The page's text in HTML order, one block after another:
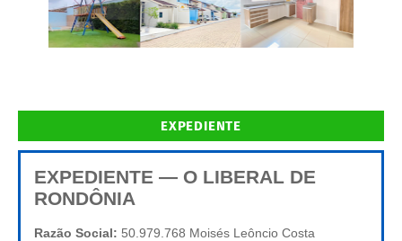
EXPEDIENTE
EXPEDIENTE — O LIBERAL DE
RONDÔNIA
Razão Social: 50.979.768 Moisés Leôncio Costa